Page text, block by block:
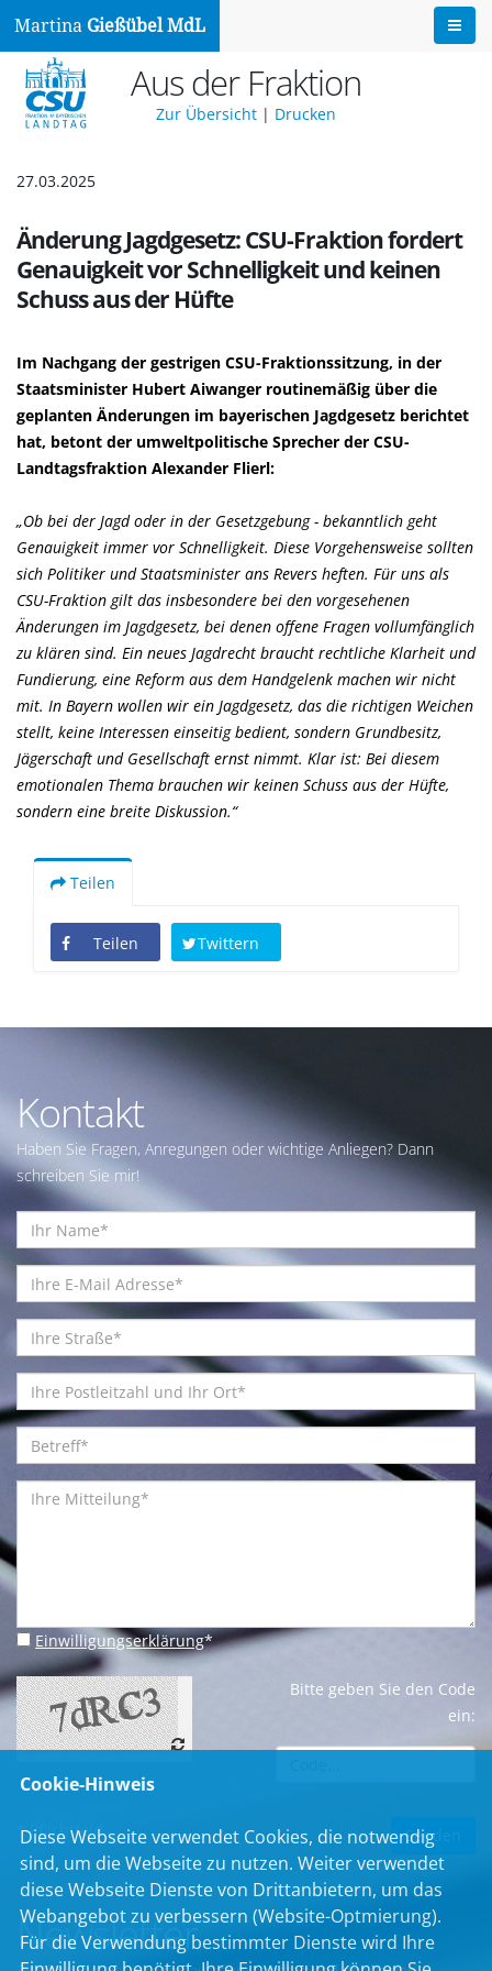
Martina Gießübel MdL
Aus der Fraktion
Zur Übersicht | Drucken
27.03.2025
Änderung Jagdgesetz: CSU-Fraktion fordert
Genauigkeit vor Schnelligkeit und keinen
Schuss aus der Hüfte
Im Nachgang der gestrigen CSU-Fraktionssitzung, in der
Staatsminister Hubert Aiwanger routinemäßig über die
geplanten Änderungen im bayerischen Jagdgesetz berichtet
hat, betont der umweltpolitische Sprecher der CSU-
Landtagsfraktion Alexander Flierl:
Ob bei der Jagd oder in der Gesetzgebung - bekanntlich geht
Genauigkeit immer vor Schnelligkeit. Diese Vorgehensweise sollten
sich Politiker und Staatsminister ans Revers heften. Für uns als
CSU-Fraktion gilt das insbesondere bei den vorgesehenen
Änderungen im Jagdgesetz, bei denen offene Fragen vollumfänglich
zu klären sind. Ein neues Jagdrecht braucht rechtliche Klarheit und
Fundierung, eine Reform aus dem Handgelenk machen wir nicht
mit. In Bayern wollen wir ein Jagdgesetz, das die richtigen Weichen
stellt, keine Interessen einseitig bedient, sondern Grundbesitz,
Jägerschaft und Gesellschaft ernst nimmt. Klar ist: Bei diesem
emotionalen Thema brauchen wir keinen Schuss aus der Hüfte,
sondern eine breite Diskussion.“
Teilen
Teilen Twittern
Kontakt
Haben Sie Fragen, Anregungen oder wichtige Anliegen? Dann
schreiben Sie mir!
Einwilligungserklärung*
Bitte geben Sie den Code
ein:
* Pflichtfeld
Newsletter
Cookie-Hinweis
Diese Webseite verwendet Cookies, die notwendig
sind, um die Webseite zu nutzen. Weiter verwendet
diese Webseite Dienste von Drittanbietern, um das
Webangebot zu verbessern (Website-Optmierung).
Für die Verwendung bestimmter Dienste wird Ihre